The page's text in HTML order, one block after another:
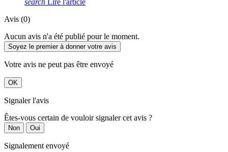
Avis (0)
Aucun avis n'a été publié pour le moment.
Soyez le premier à donner votre avis
Votre avis ne peut pas être envoyé
OK
Signaler l'avis
Êtes-vous certain de vouloir signaler cet avis ?
Non Oui
Signalement envoyé